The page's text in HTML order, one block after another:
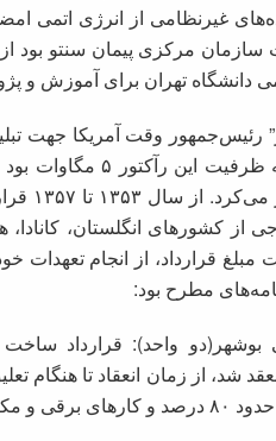
غیرنظامی از انرژی اتمی
مرکزی پیمان سنتو بود
دانشگاه تهران برای آموزش و
رئیس‌جمهور وقت آمریکا جهت
سال
از کشورهای انگلستان، کانادا،
مبلغ قرارداد، از انجام تعهدات
مطرح بود:
درصد انجام شده بود.